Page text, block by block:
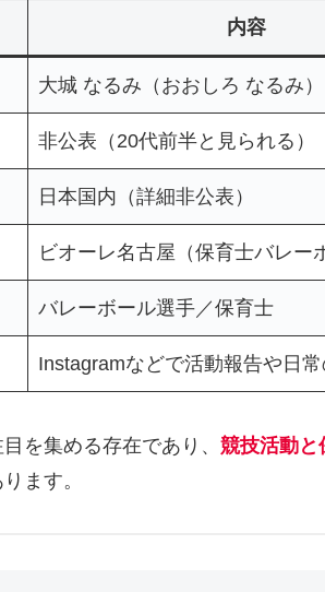
内容
大城 なるみ（おおしろ なるみ）
非公表（20代前半と見られる）
日本国内（詳細非公表）
ビオーレ名古屋（保育士バレー
バレーボール選手／保育士
Instagramなどで活動報告や日
を集める存在であり、 競技活動と
ます。